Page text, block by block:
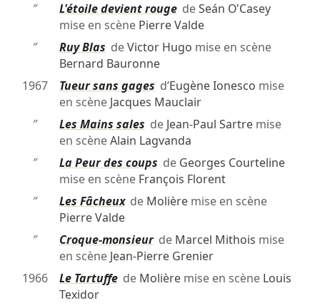
″
L'étoile devient rougedeSeán O'Casey
mise en scène Pierre Valde
″
Ruy Blas deVictor Hugo mise en scène
Bernard Bauronne
1967
Tueur sans gages d’Eugène Ionesco mise
en scène Jacques Mauclair
″
Les Mains sales de Jean-Paul Sartremise
en scèneAlain Lagvanda
″
La Peur des coups de Georges Courteline
mise en scène François Florent
″
Les Fâcheuxde Molièremise en scène
Pierre Valde
″
Croque-monsieurde Marcel Mithois mise
en scène Jean-Pierre Grenier
1966
Le Tartuffede Molièremise en scène Louis
Texidor